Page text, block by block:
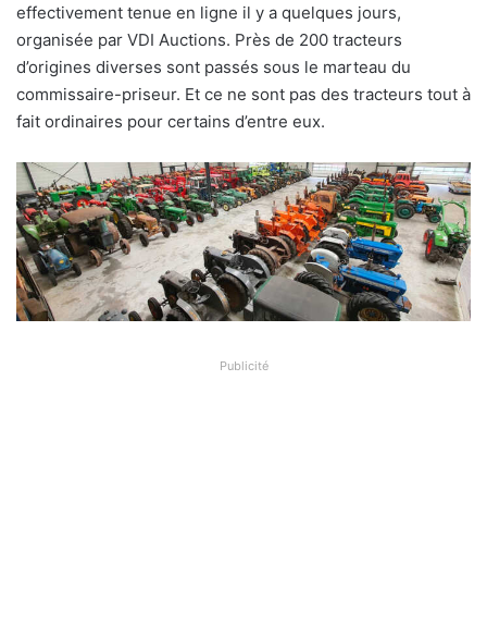
r
i
e
l
effectivement tenue en ligne il y a quelques jours,
organisée par VDI Auctions. Près de 200 tracteurs
d’origines diverses sont passés sous le marteau du
commissaire-priseur. Et ce ne sont pas des tracteurs tout à
fait ordinaires pour certains d’entre eux.
Publicité